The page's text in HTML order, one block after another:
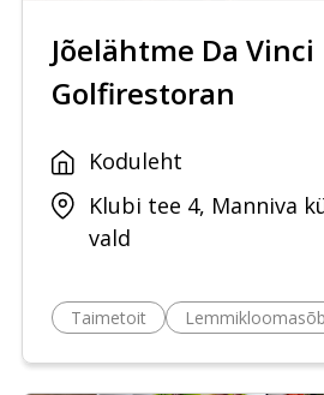
Jõelähtme Da Vinci
Golfirestoran
Koduleht
Klubi tee 4, Manniva
vald
Taimetoit